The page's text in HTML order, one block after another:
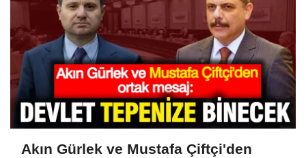
Akın Gürlek ve Mustafa Çiftçi'den